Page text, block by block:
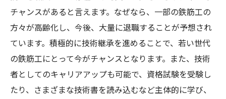
チャンスがあると言えます。なぜなら、一部の鉄筋工の
方々が高齢化し、今後、大量に退職することが予想され
ています。積極的に技術継承を進めることで、若い世代
の鉄筋工にとって今がチャンスとなります。また、技術
者としてのキャリアアップも可能で、資格試験を受験し
たり、さまざまな技術書を読み込むなど主体的に学び、